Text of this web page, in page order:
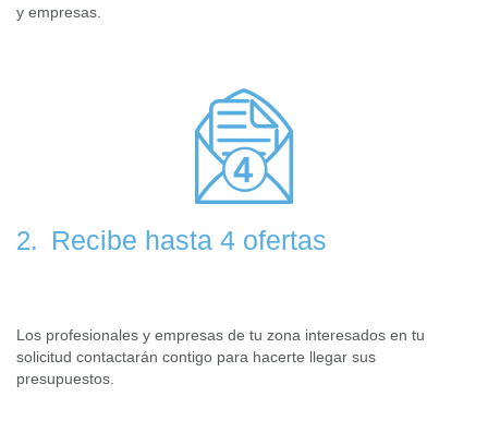
y empresas.
2. Recibe hasta 4 ofertas
Los profesionales y empresas de tu zona interesados en tu
solicitud contactarán contigo para hacerte llegar sus
presupuestos.